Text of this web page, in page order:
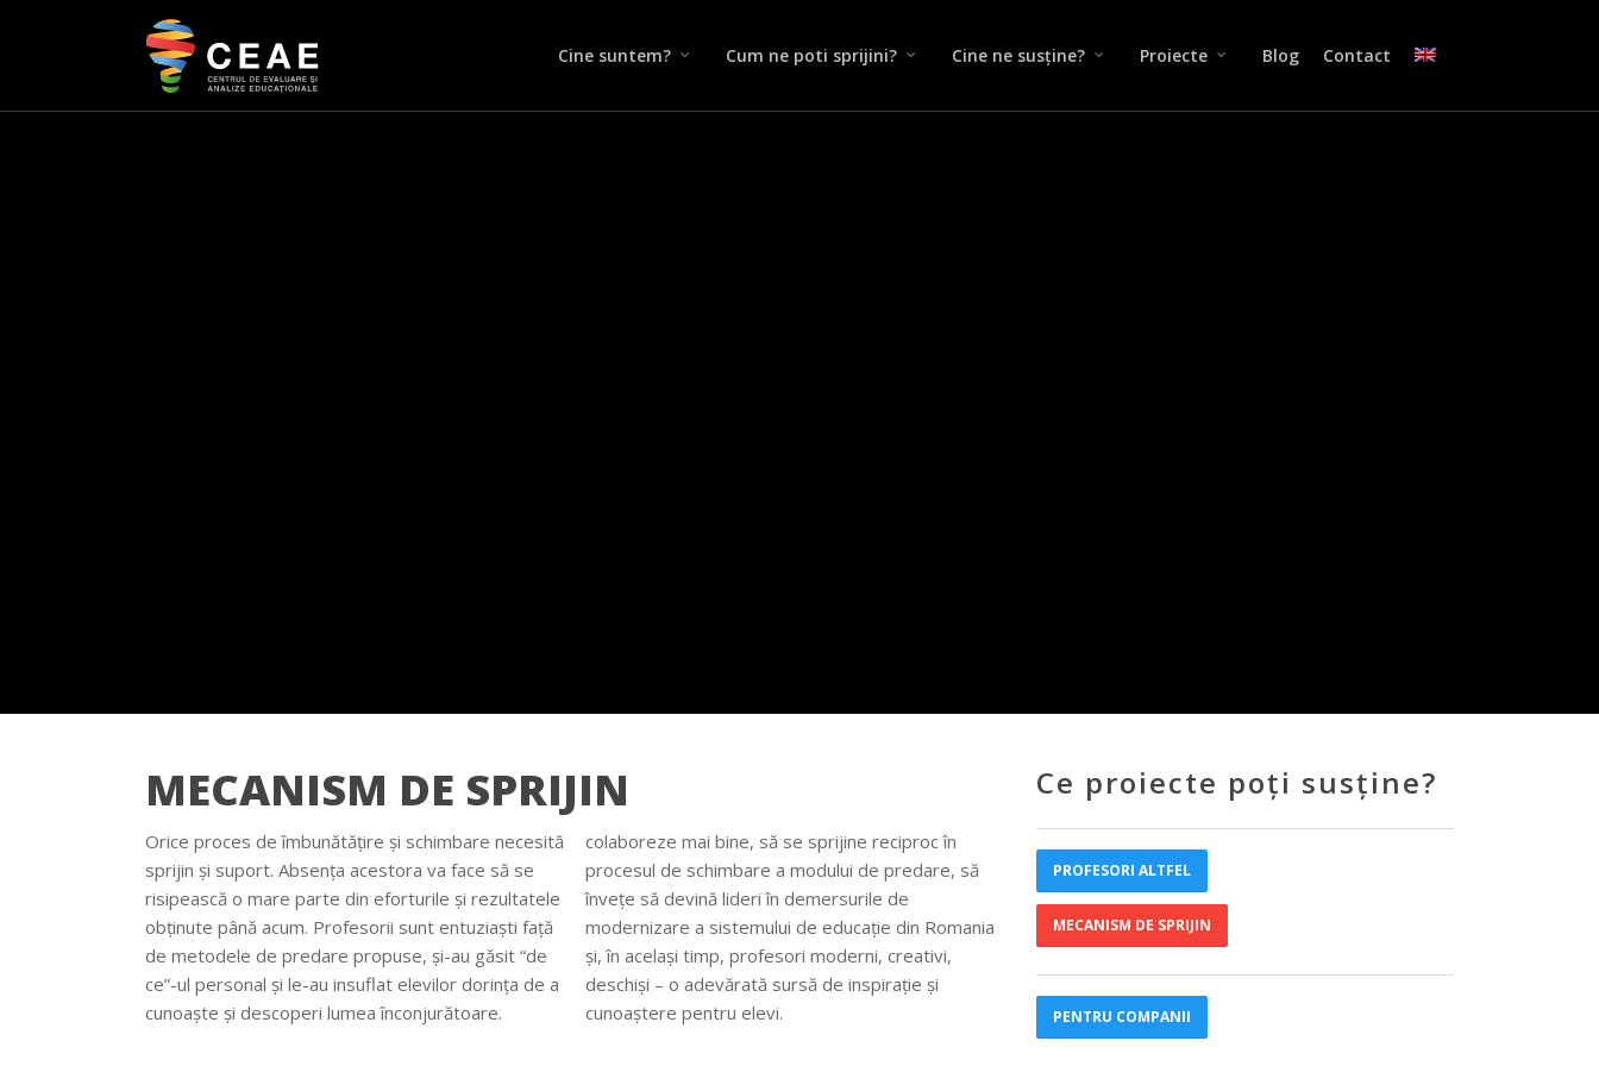
Cine suntem? Cum ne poti sprijini? Cine ne susține? Proiecte Blog Contact
MECANISM DE SPRIJIN
Orice proces de îmbunătățire și schimbare necesită
sprijin și suport. Absența acestora va face să se
risipească o mare parte din eforturile și rezultatele
obținute până acum. Profesorii sunt entuziaști față
de metodele de predare propuse, și-au găsit “de
ce”-ul personal și le-au insuflat elevilor dorința de a
cunoaște și descoperi lumea înconjurătoare.
colaboreze mai bine, să se sprijine reciproc în
procesul de schimbare a modului de predare, să
învețe să devină lideri în demersurile de
modernizare a sistemului de educație din Romania
și, în același timp, profesori moderni, creativi,
deschiși – o adevărată sursă de inspirație și
cunoaștere pentru elevi.
Ce proiecte poți susține?
PROFESORI ALTFEL
MECANISM DE SPRIJIN
PENTRU COMPANII